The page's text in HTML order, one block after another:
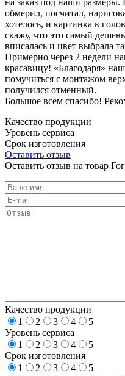
обмерил, посчитал,
хотелось, и картинка в
скажу, что это самый
вписалась и цвет выбрала
Примерно через 2 недели
красавицу! «Благодаря»
помучиться с монтажом
получился отменный.
Большое всем спасибо!
Качество продукции
Уровень сервиса
Срок изготовления
Оставить отзыв
Оставить отзыв на товар
Качество продукции
1
2 3 4
5
Уровень сервиса
1
2 3 4
5
Срок изготовления
1
2 3 4
5